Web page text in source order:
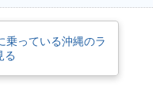
乗っている沖縄のラ
る